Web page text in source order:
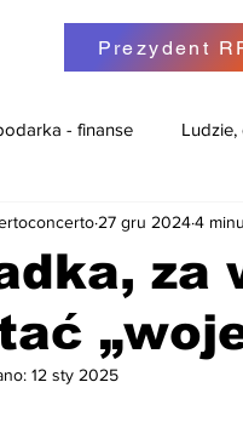
Prezydent
- finanse
za
27 gru 20244
12 sty 2025